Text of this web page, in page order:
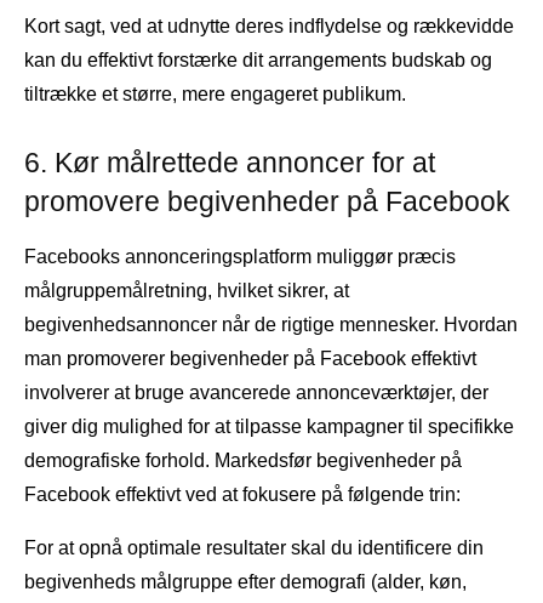
Kort sagt, ved at udnytte deres indflydelse og rækkevidde
kan du effektivt forstærke dit arrangements budskab og
tiltrække et større, mere engageret publikum.
6. Kør målrettede annoncer for at
promovere begivenheder på Facebook
Facebooks annonceringsplatform muliggør præcis
målgruppemålretning, hvilket sikrer, at
begivenhedsannoncer når de rigtige mennesker. Hvordan
man promoverer begivenheder på Facebook effektivt
involverer at bruge avancerede annonceværktøjer, der
giver dig mulighed for at tilpasse kampagner til specifikke
demografiske forhold. Markedsfør begivenheder på
Facebook effektivt ved at fokusere på følgende trin:
For at opnå optimale resultater skal du identificere din
begivenheds målgruppe efter demografi (alder, køn,